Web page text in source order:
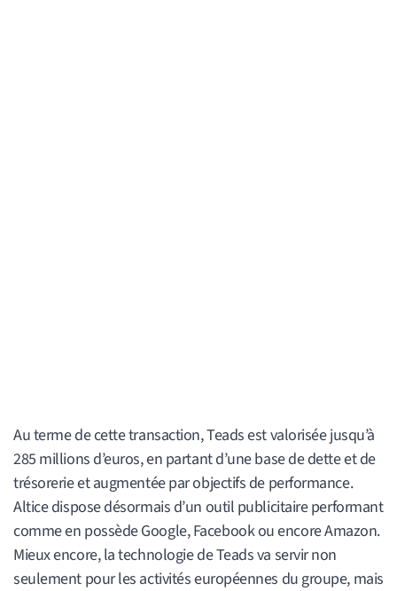
Au terme de cette transaction, Teads est valorisée jusqu’à
285 millions d’euros, en partant d’une base de dette et de
trésorerie et augmentée par objectifs de performance.
Altice dispose désormais d’un outil publicitaire performant
comme en possède Google, Facebook ou encore Amazon.
Mieux encore, la technologie de Teads va servir non
seulement pour les activités européennes du groupe, mais